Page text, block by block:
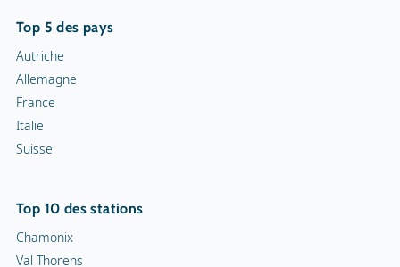
Top 5 des pays
Autriche
Allemagne
France
Italie
Suisse
Top 10 des stations
Chamonix
Val Thorens